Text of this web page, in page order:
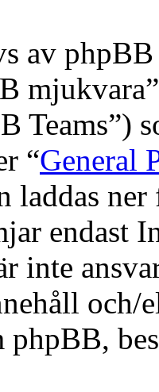
av phpBB
Teams”)
“General
laddas
endast
inte
och/
phpBB,